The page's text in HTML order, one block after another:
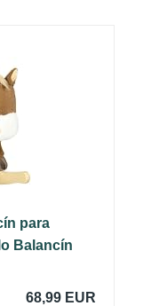
para
Balancín
68,99 EUR